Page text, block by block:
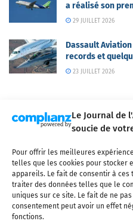
Le Journal de
soucie de
Pour offrir les meilleures
telles que les cookies pour stocker
appareils. Le fait de consentir à
traiter des données telles que le
uniques sur ce site. Le fait de ne
consentement peut avoir un effet
fonctions.
a réalisé son
29 JUILLET 2026
Dassault
records et
23 JUILLET 2026
Qui sommes-nous ?
Mentions légales
CGV